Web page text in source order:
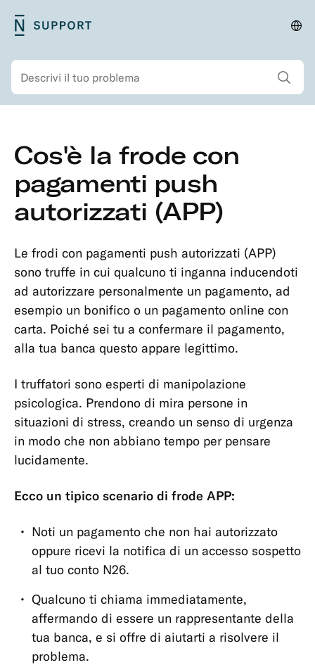
Navigazione
Vai
al
contenuto
principale
Cerca
Mostra tutti
secondaria
al
contenuto
principale
Sicurezza
Protezione
conto
PIN
codici
Contestare
una
transazione
Banking
(PSD2)
Tutela
dei
depositi
Conto
informazioni
personali
Conti
sottoscrizioni
Carte
Pagamenti,
Cos'è la frode con
pagamenti push
autorizzati (APP)
Le frodi con pagamenti push autorizzati (APP)
sono truffe in cui qualcuno ti inganna inducendoti
ad autorizzare personalmente un pagamento, ad
esempio un bonifico o un pagamento online con
carta. Poiché sei tu a confermare il pagamento,
alla tua banca questo appare legittimo.
I truffatori sono esperti di manipolazione
psicologica. Prendono di mira persone in
situazioni di stress, creando un senso di urgenza
in modo che non abbiano tempo per pensare
lucidamente.
Ecco un tipico scenario di frode APP:
Noti un pagamento che non hai autorizzato
oppure ricevi la notifica di un accesso sospetto
al tuo conto N26.
Qualcuno ti chiama immediatamente,
affermando di essere un rappresentante della
tua banca, e si offre di aiutarti a risolvere il
problema.